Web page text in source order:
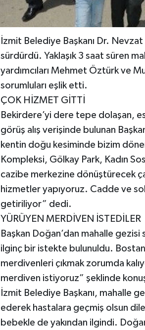
İzmit Belediye Başkanı Dr.
sürdürdü. Yaklaşık 3 saat süren
yardımcıları Mehmet Öztürk ve
sorumluları eşlik etti.
ÇOK HİZMET GİTTİ
Bekirdere’yi dere tepe dolaşan,
görüş alış verişinde bulunan
kentin doğu kesiminde bizim
Kompleksi, Gölkay Park, Kadın
cazibe merkezine dönüştürecek
hizmetler yapıyoruz. Cadde ve
getiriliyor” dedi.
YÜRÜYEN MERDİVEN İSTEDİLER
Başkan Doğan’dan mahalle gezisi
ilginç bir istekte bulunuldu.
merdivenleri çıkmak zorumda
merdiven istiyoruz” şeklinde
İzmit Belediye Başkanı, mahalle
ederek hastalara geçmiş olsun
bebekle de yakından ilgindi.